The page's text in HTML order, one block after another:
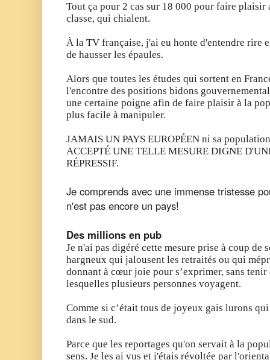
Tout ça pour 2 cas sur 18 000 pour faire plaisir
classe, qui chialent.
À la TV française, j'ai eu honte d'entendre rire
de hausser les épaules.
Alors que toutes les études qui sortent en
l'encontre des positions bidons
une certaine poigne afin de faire plaisir à la
plus facile à manipuler.
JAMAIS UN PAYS EUROPÉEN ni sa
ACCEPTÉ UNE TELLE MESURE DIGNE
RÉPRESSIF.
Je comprends avec une immense tristesse
n'est pas encore un pays!
Des millions en pub
Je n'ai pas digéré cette mesure prise à coup de
hargneux qui jalousent les retraités ou qui
donnant à cœur joie pour s’exprimer, sans
lesquelles plusieurs personnes voyagent.
Comme si c’était tous de joyeux gais lurons
dans le sud.
Parce que les reportages qu'on servait à la
sens. Je les ai vus et j'étais révoltée par